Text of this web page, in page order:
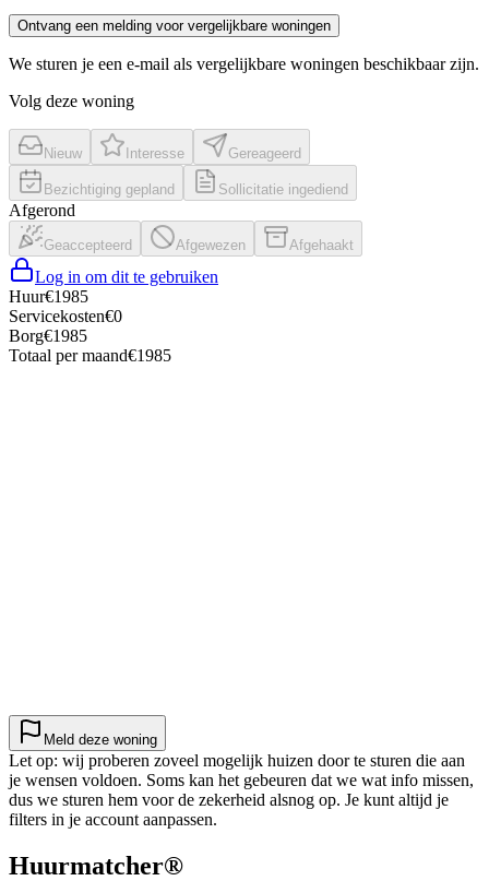
Ontvang een melding voor vergelijkbare woningen
We sturen je een e-mail als vergelijkbare woningen beschikbaar zijn.
Volg deze woning
Nieuw Interesse Gereageerd
Bezichtiging gepland Sollicitatie ingediend
Afgerond
Geaccepteerd Afgewezen Afgehaakt
Log in om dit te gebruiken
Huur€1985
Servicekosten€0
Borg€1985
Totaal per maand€1985
Meld deze woning
Let op: wij proberen zoveel mogelijk huizen door te sturen die aan
je wensen voldoen. Soms kan het gebeuren dat we wat info missen,
dus we sturen hem voor de zekerheid alsnog op. Je kunt altijd je
filters in je account aanpassen.
Huurmatcher®